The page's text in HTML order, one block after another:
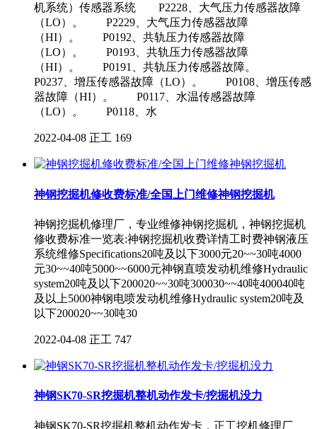
机系统）传感器系统 P2228、大气压力传感器故障
（LO）。 P2229、大气压力传感器故障
（HI）。 P0192、共轨压力传感器故障
（LO）。 P0193、共轨压力传感器故障
（HI）。 P0191、共轨压力传感器故障。
P0237、增压传感器故障（LO）。 P0108、增压传感
器故障（HI）。 P0117、水温传感器故障
（LO）。 P0118、水
2022-04-08 正工 169
神钢挖掘机修收费标准/全国上门维修神钢挖掘机
神钢挖掘机修理厂，专业维修神钢挖掘机，神钢挖掘机
修收费标准一览表:神钢挖掘机收费详情工时费神钢液压
系统维修Specifications20吨及以下3000元20~~30吨4000
元30~~40吨5000~~6000元神钢直喷发动机维修Hydraulic
system20吨及以下200020~~30吨300030~~40吨400040吨
及以上5000神钢电喷发动机维修Hydraulic system20吨及
以下200020~~30吨30
2022-04-08 正工 747
神钢SK70-SR挖掘机整机动作发卡/挖掘机没力
神钢SK70-SR挖掘机整机动作发卡，正工挖机修理厂